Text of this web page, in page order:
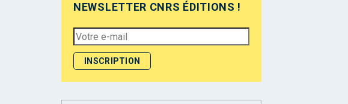
NEWSLETTER CNRS ÉDITIONS !